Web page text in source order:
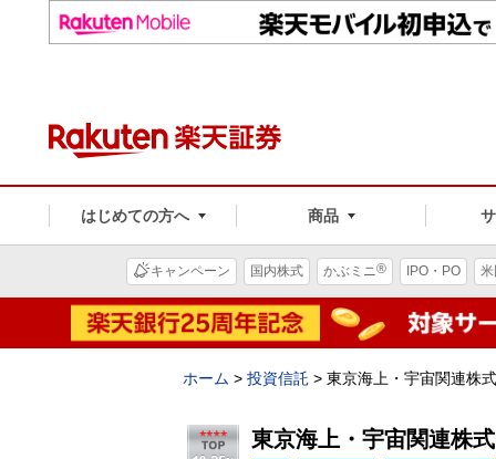
はじめての方へ 商品
キャンペーン 国内株式 かぶミニ® IPO・PO
ホーム > 投資信託 > 東京海上・宇宙関連株
東京海上・宇宙関連株